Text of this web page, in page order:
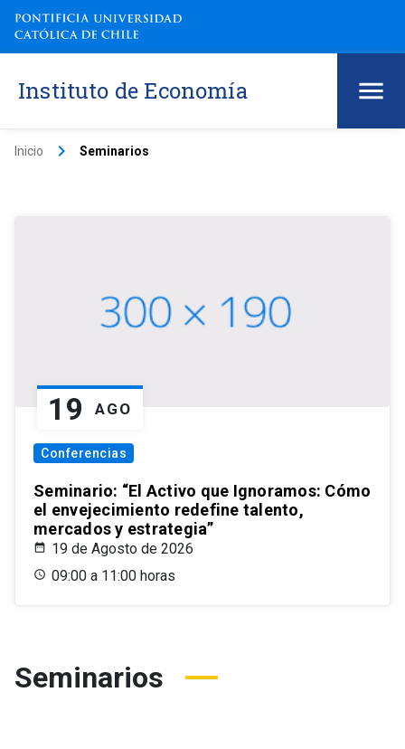
Instituto de Economía
Inicio keyboard_arrow_right Seminarios
19 AGO
Conferencias
Seminario: “El Activo que Ignoramos: Cómo
el envejecimiento redefine talento,
mercados y estrategia”
19 de Agosto de 2026
09:00 a 11:00 horas
Seminarios